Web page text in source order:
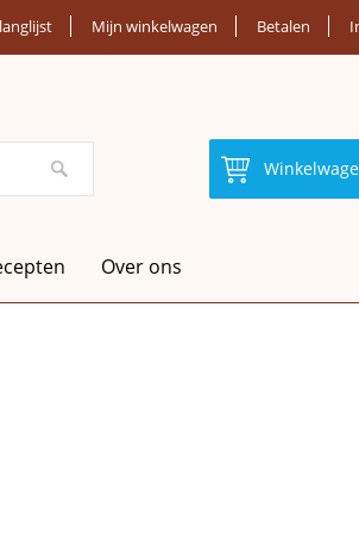
Mijn winkelwagen Betalen
Over ons